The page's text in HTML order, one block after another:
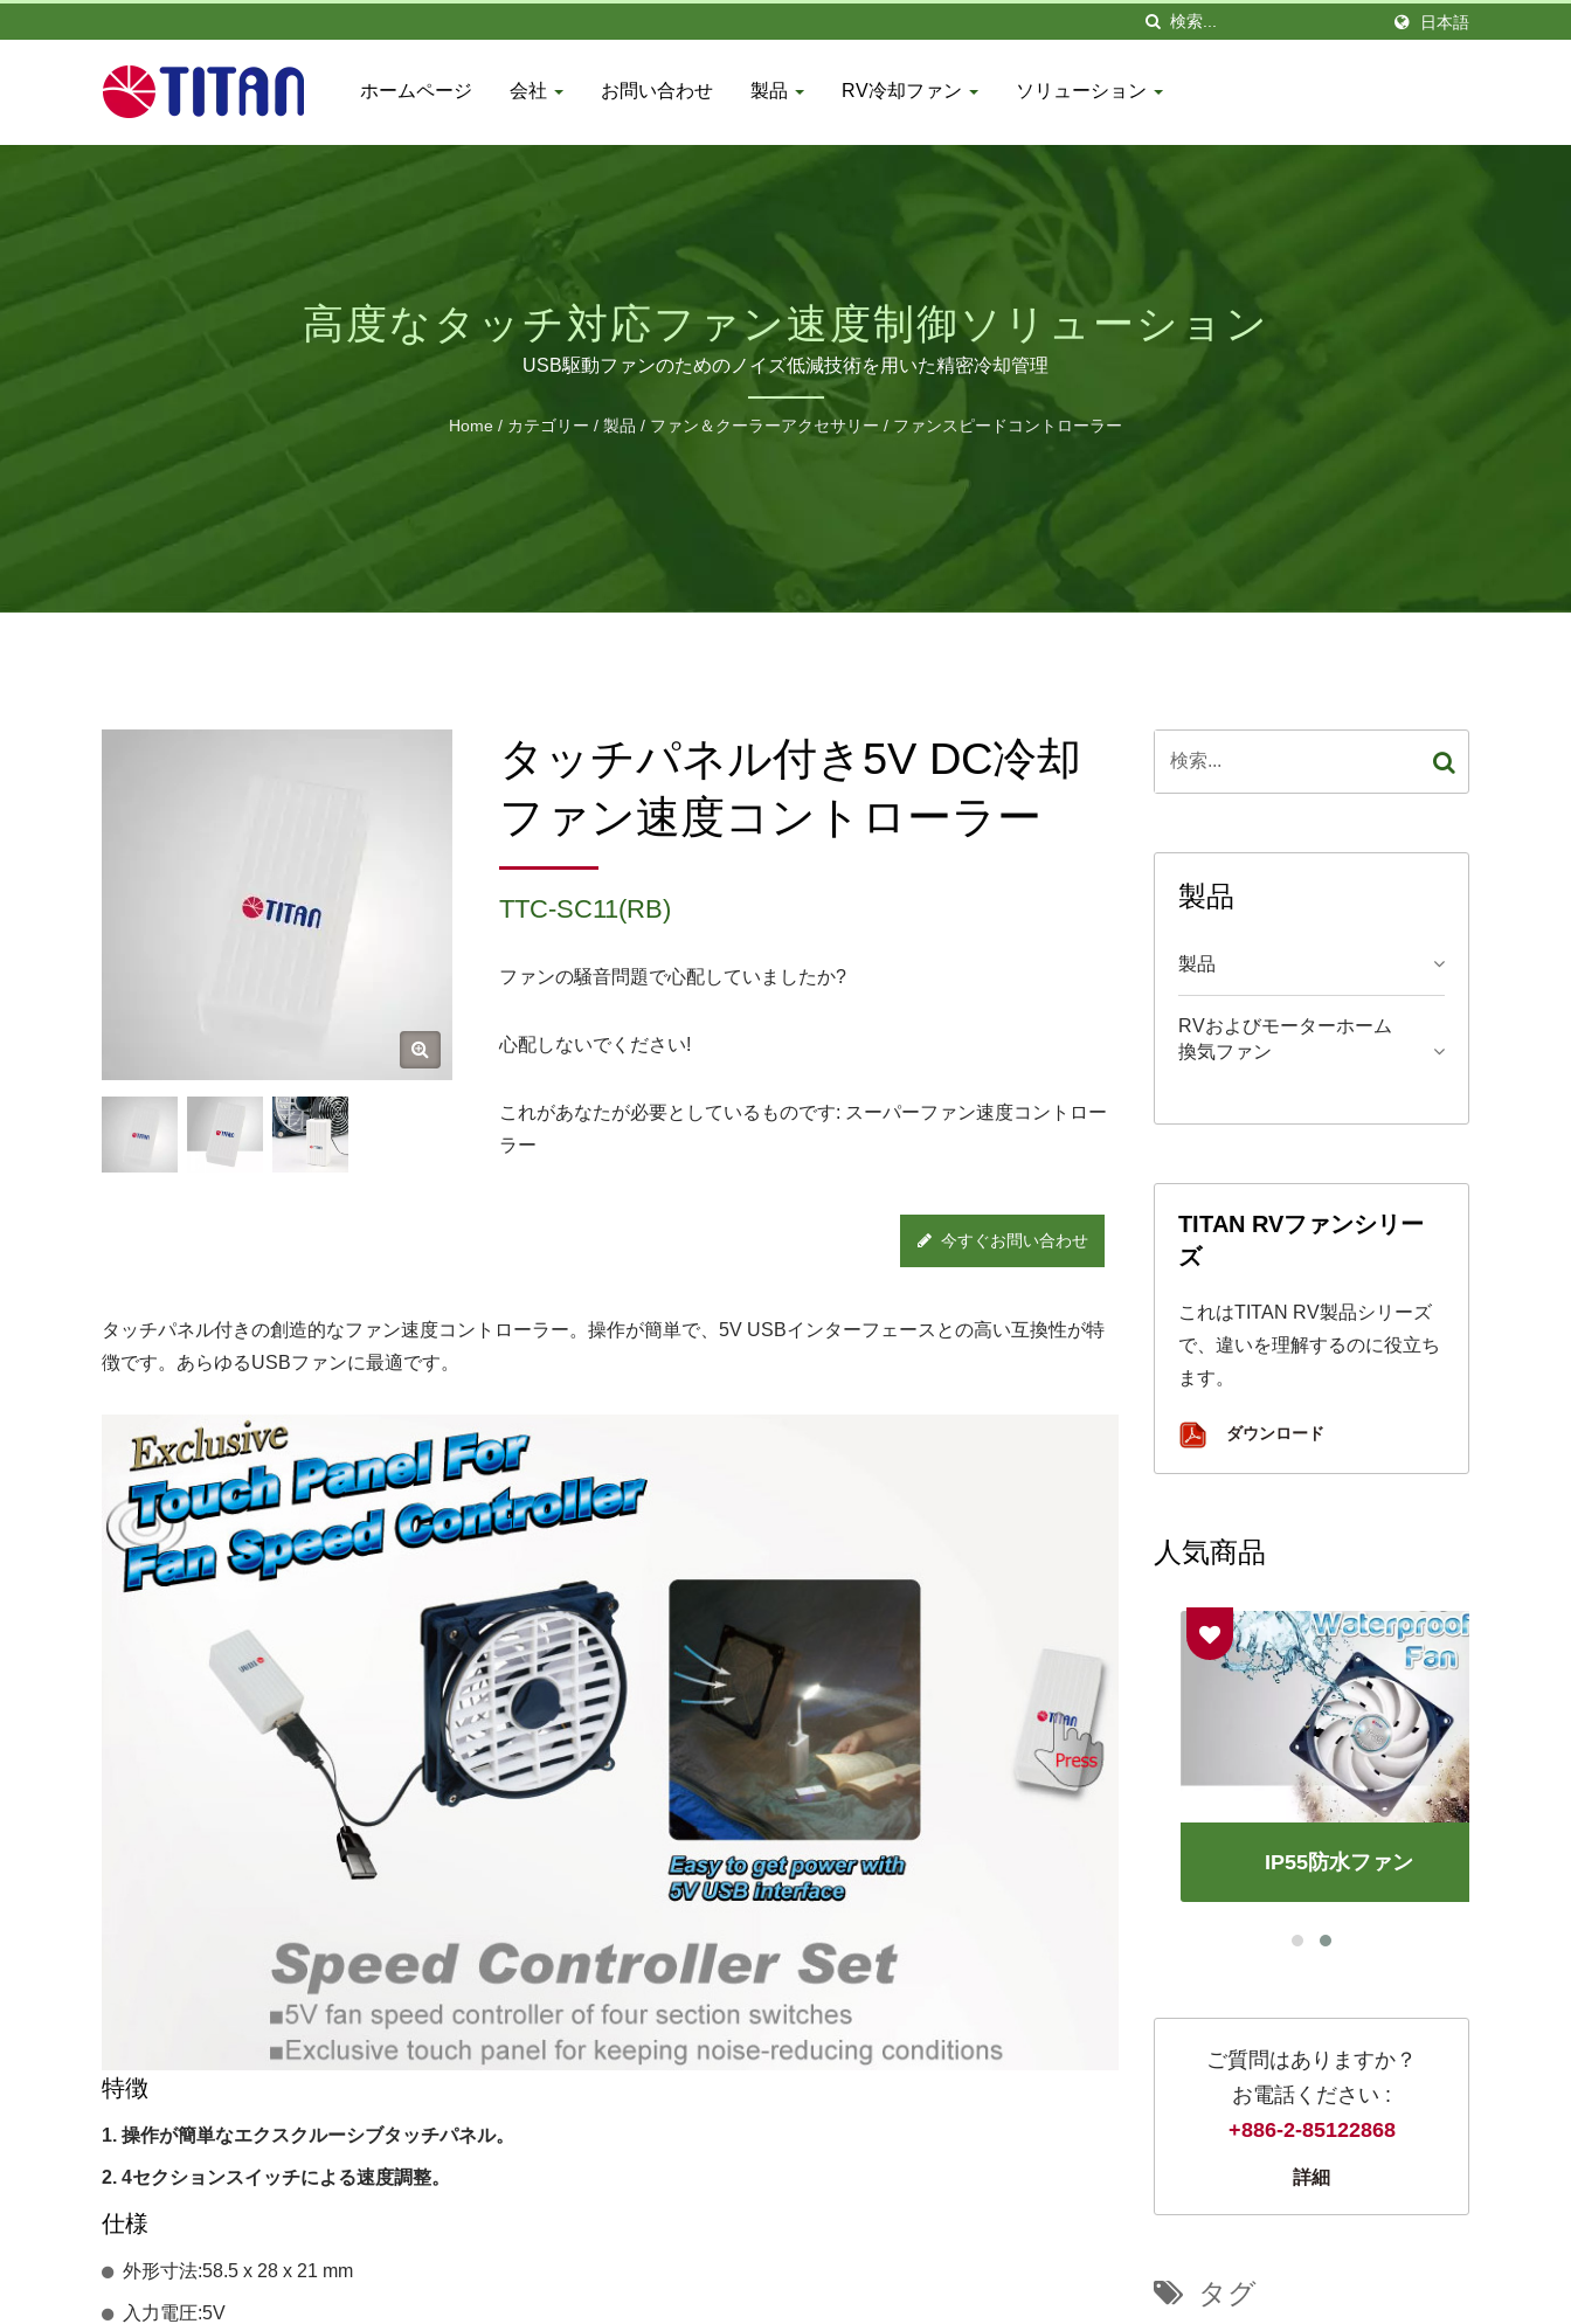
日本語
ホームページ 会社 お問い合わせ 製品 RV冷却ファン ソリューション
高度なタッチ対応ファン速度制御ソリューション
USB駆動ファンのためのノイズ低減技術を用いた精密冷却管理
Home / カテゴリー / 製品 / ファン＆クーラーアクセサリー / ファンスピードコントローラー
タッチパネル付き5V DC冷却
ファン速度コントローラー
TTC-SC11(RB)
ファンの騒音問題で心配していましたか?
心配しないでください!
これがあなたが必要としているものです: スーパーファン速度コントロー
ラー
今すぐお問い合わせ
タッチパネル付きの創造的なファン速度コントローラー。操作が簡単で、5V USBインターフェースとの高い互換性が特
徴です。あらゆるUSBファンに最適です。
特徴
操作が簡単なエクスクルーシブタッチパネル。
4セクションスイッチによる速度調整。
仕様
外形寸法:58.5 x 28 x 21 mm
入力電圧:5V
製品
製品
RVおよびモーターホーム
換気ファン
TITAN RVファンシリー
ズ
これはTITAN RV製品シリーズ
で、違いを理解するのに役立ち
ます。
ダウンロード
人気商品
IP55防水ファン RV冷蔵庫ファン IP55防水ファン
ご質問はありますか？
お電話ください :
+886-2-85122868
詳細
タグ